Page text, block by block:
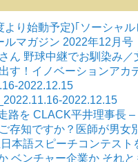
より始動予定)｢ソーシャ
ルマガジン 2022年12月号
ん 野球中継でお馴染み／
す！イノベーションア
2022.12.15
2022.12.15
路を CLACK平井理事長 –
存知ですか？医師が男女
本語スピーチコンテスト
ベンチャー企業か それ